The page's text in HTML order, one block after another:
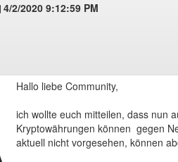
4/2/2020 9:12:59 PM
Hallo liebe Community,
ich wollte euch mitteilen, dass nun
Kryptowährungen können gegen
aktuell nicht vorgesehen, können